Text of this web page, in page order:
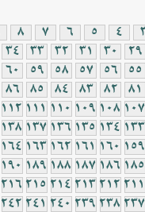
4
5
6
7
8
29
30
31
32
33
34
55
56
57
58
59
60
81
82
83
84
85
86
107
108
109
110
111
112
133
134
135
136
137
138
159
160
161
162
163
164
185
186
187
188
189
190
211
212
213
214
215
216
237
238
239
240
241
242